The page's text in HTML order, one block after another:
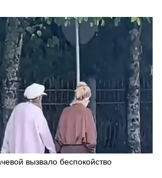
вызвало беспокойство